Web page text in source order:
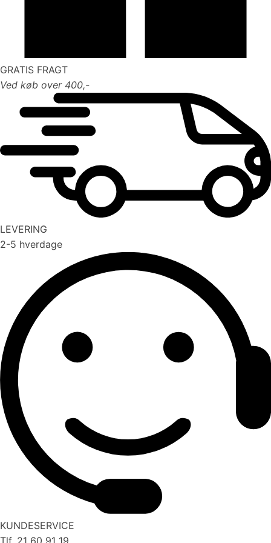
GRATIS FRAGT
Ved køb over 400,-
LEVERING
2-5 hverdage
KUNDESERVICE